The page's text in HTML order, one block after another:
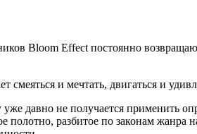
Bloom Effect постоянно
и мечтать, двигаться и
давно не получается применить
полотно, разбитое по законам